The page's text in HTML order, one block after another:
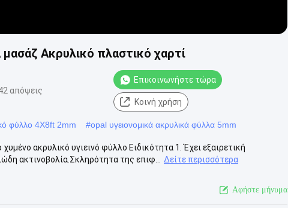
Ακρυλικό πλαστικό χαρτί
απόψεις
Επικοινωνήστε τώρα
Κοινή χρήση
φύλλο 4X8ft 2mm #opal υγειονομικά ακρυλικά φύλλα 5mm
ακρυλικό υγιεινό φύλλο Ειδικότητα 1. Έχει εξαιρετική
ακτινοβολία.Σκληρότητα της επιφ...
Δείτε περισσότερα
Αφήστε μήνυμα